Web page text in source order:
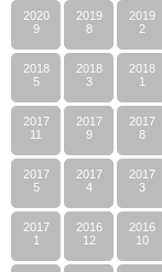
2020
9
2019
8
2019
2
2018
5
2018
3
2018
1
2017
11
2017
9
2017
8
2017
5
2017
4
2017
3
2017
1
2016
12
2016
10